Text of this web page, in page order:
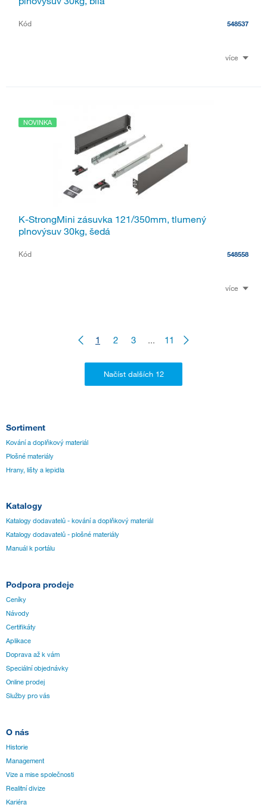
Kód 548537
více
NOVINKA
K-StrongMini zásuvka 121/350mm, tlumený
plnovýsuv 30kg, šedá
Kód 548558
více
1 2 3 ... 11
Sortiment
Kování a doplňkový materiál
Plošné materiály
Hrany, lišty a lepidla
Katalogy
Katalogy dodavatelů - kování a doplňkový materiál
Katalogy dodavatelů - plošné materiály
Manuál k portálu
Podpora prodeje
Ceníky
Návody
Certifikáty
Aplikace
Doprava až k vám
Speciální objednávky
Online prodej
Služby pro vás
O nás
Historie
Management
Vize a mise společnosti
Realitní divize
Kariéra